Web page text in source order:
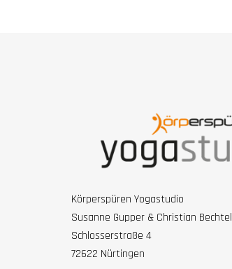
Körperspüren Yogastudio
Susanne Gupper & Christian Bechtel
Schlosserstraße 4
72622 Nürtingen